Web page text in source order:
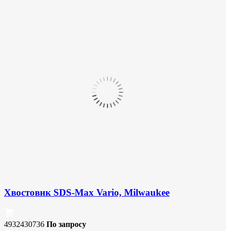
Хвостовик SDS-Max Vario, Milwaukee
4932430736 По запросу